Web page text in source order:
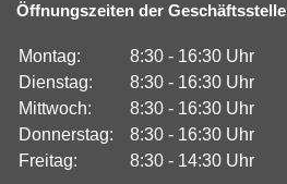
Öffnungszeiten der Geschäftsstelle
Montag:
8:30 - 16:30 Uhr
Dienstag:
8:30 - 16:30 Uhr
Mittwoch:
8:30 - 16:30 Uhr
Donnerstag:
8:30 - 16:30 Uhr
Freitag:
8:30 - 14:30 Uhr